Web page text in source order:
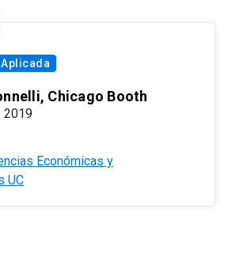
Chicago Booth
2019
Económicas y
UC